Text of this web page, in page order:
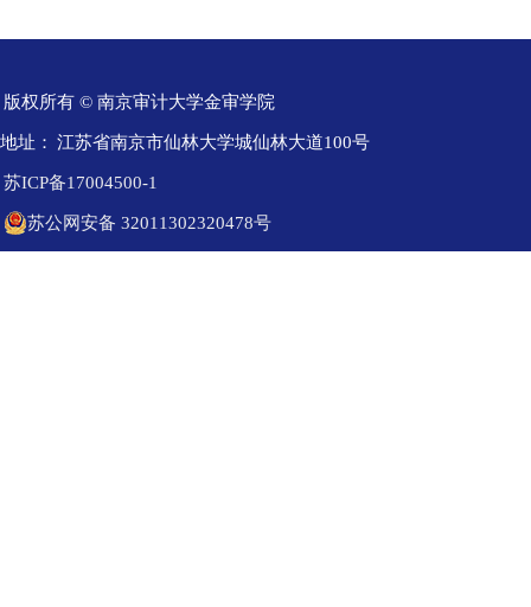
版权所有 © 南京审计大学金审学院
地址： 江苏省南京市仙林大学城仙林大道100号
苏ICP备17004500-1
苏公网安备 32011302320478号